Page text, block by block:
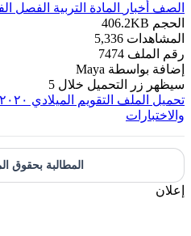
الصف أخبار المادة التربية الفصل
الحجم 406.2KB
المشاهدات 5,336
رقم الملف 7474
إضافة بواسطة Maya
سيظهر زر التحميل خلال 5
تحميل الملف
والاختبارات
المطالبة بحقوق
إعلان